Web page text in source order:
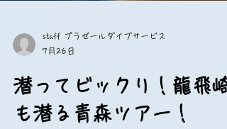
staff プラゼールダイブサービス
7月26日